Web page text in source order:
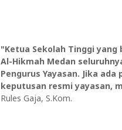
"Ketua Sekolah Tinggi yang
Al-Hikmah Medan
Pengurus Yayasan. Jika
keputusan resmi yayasan,
Rules Gaja, S.Kom.